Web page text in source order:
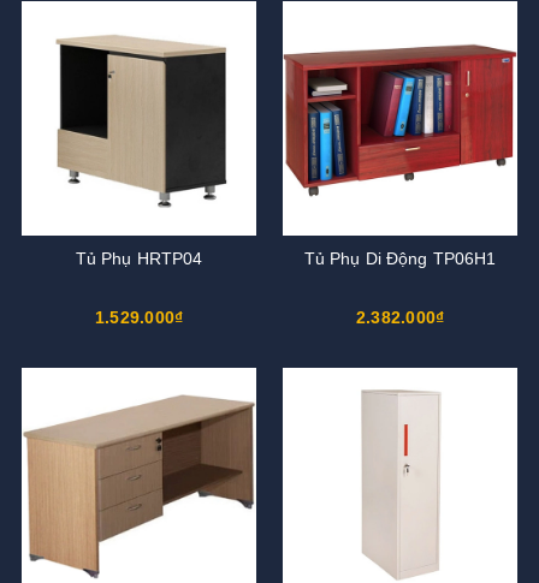
Tủ Phụ HRTP04
1.529.000₫
Tủ Phụ Di Động TP06H1
2.382.000₫